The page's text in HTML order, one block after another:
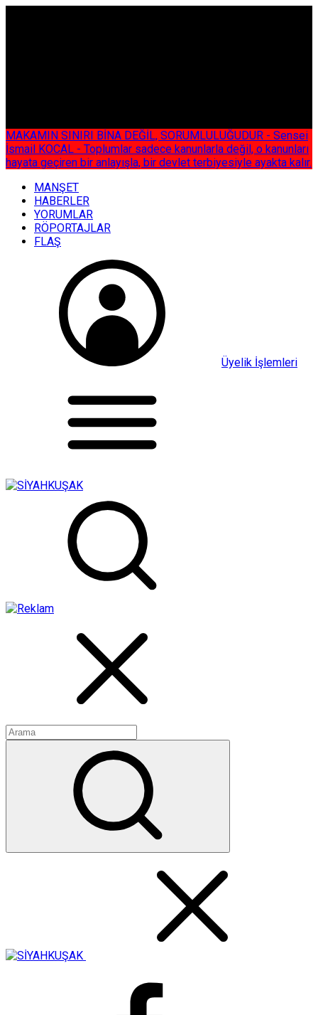
MAKAMIN SINIRI BİNA DEĞİL, SORUMLULUĞUDUR - Sensei
İsmail KOCAL - Toplumlar sadece kanunlarla değil, o kanunları
hayata geçiren bir anlayışla, bir devlet terbiyesiyle ayakta kalır.
MANŞET
HABERLER
YORUMLAR
RÖPORTAJLAR
FLAŞ
Üyelik İşlemleri